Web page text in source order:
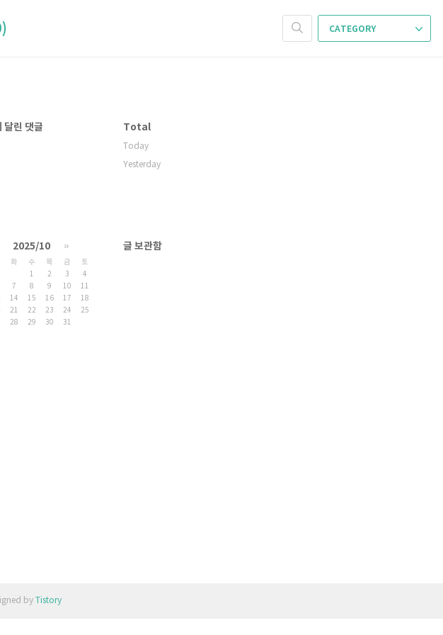
CATEGORY
달린 댓글 Total
Today
Yesterday
2025/10 »
화 수 목 금
토
1
2 3
4
7 8 9 10
11
14 15 16 17
18
21 22 23 24
25
28 29 30 31
글 보관함
by Tistory